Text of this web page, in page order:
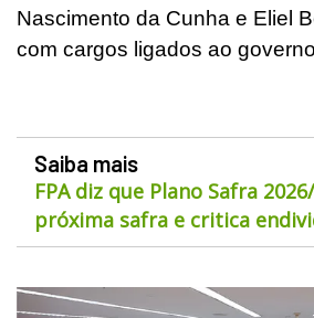
Nascimento da Cunha e Eliel
com cargos ligados ao
Saiba mais
FPA diz que Plano Safra
próxima safra e critica